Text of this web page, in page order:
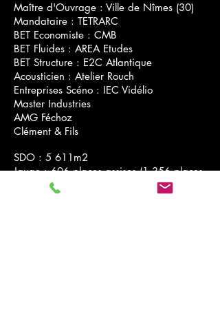
Maître d'Ouvrage : Ville de Nîmes (30)
Mandataire : TETRARC
BET Economiste : CMB
BET Fluides : AREA Etudes
BET Structure : E2C Atlantique
Acousticien : Atelier Rouch
Entreprises Scéno : IEC Vidélio
Master Industries
AMG Féchoz
Clément & Fils
SDO : 5 611m2
Jauge : 606 places assises (1 356 places
debout) dans la Grande Salle
372 places debout dans la Salle Club